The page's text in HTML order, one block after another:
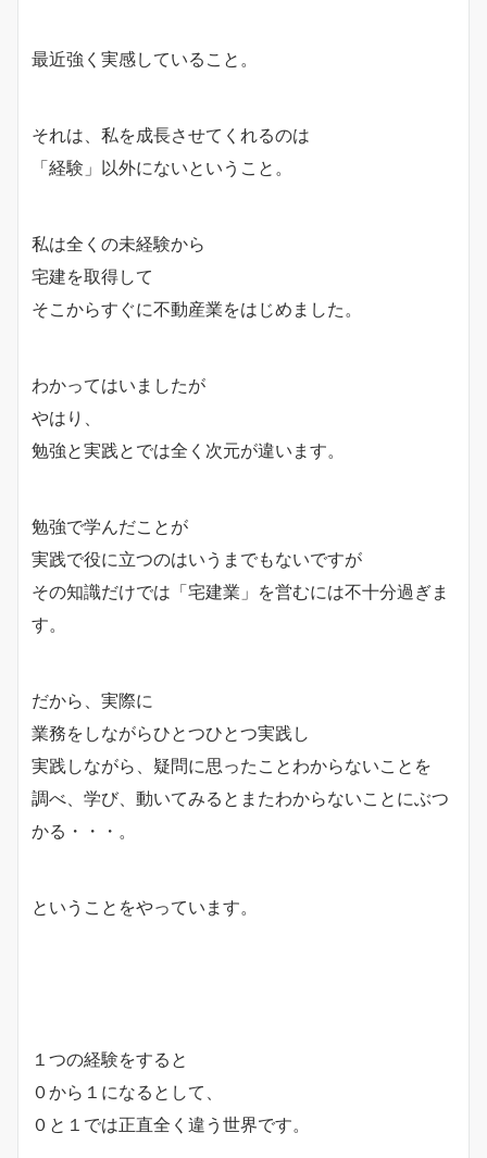
最近強く実感していること。
それは、私を成長させてくれるのは
「経験」以外にないということ。
私は全くの未経験から
宅建を取得して
そこからすぐに不動産業をはじめました。
わかってはいましたが
やはり、
勉強と実践とでは全く次元が違います。
勉強で学んだことが
実践で役に立つのはいうまでもないですが
その知識だけでは「宅建業」を営むには不十分過ぎま
す。
だから、実際に
業務をしながらひとつひとつ実践し
実践しながら、疑問に思ったことわからないことを
調べ、学び、動いてみるとまたわからないことにぶつ
かる・・・。
ということをやっています。
１つの経験をすると
０から１になるとして、
０と１では正直全く違う世界です。